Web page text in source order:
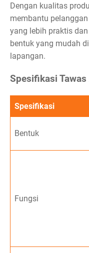
Dengan kualitas
membantu
yang lebih praktis
bentuk yang mudah
lapangan.
Spesifikasi
Spesifikasi
Bentuk
Fungsi